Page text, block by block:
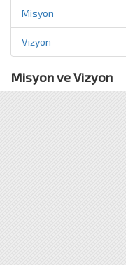
Misyon
Vizyon
Misyon ve Vizyon